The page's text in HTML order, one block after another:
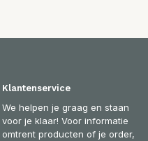
Klantenservice
We helpen je graag en staan
voor je klaar! Voor informatie
omtrent producten of je order,